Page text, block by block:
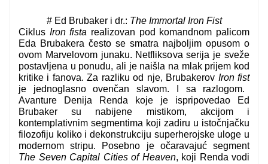
# Ed Brubaker i dr.: The Immortal Iron Fist
Ciklus Iron fista realizovan pod komandnom palicom
Eda Brubakera često se smatra najboljim opusom o
ovom Marvelovom junaku. Netfliksova serija je sveže
postavljena u ponudu, ali je naišla na mlak prijem kod
kritike i fanova. Za razliku od nje, Brubakerov Iron fist
je jednoglasno ovenčan slavom. I sa razlogom.
Avanture Denija Renda koje je ispripovedao Ed
Brubaker su nabijene mistikom, akcijom i
kontemplativnim segmentima koji zadiru u istočnjačku
filozofiju koliko i dekonstrukciju superherojske uloge u
modernom stripu. Posebno je očaravajuć segment
The Seven Capital Cities of Heaven, koji Renda vodi